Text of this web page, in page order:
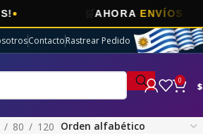
ENVÍOS GRATISEN
ContactoRastrear Pedido
0 $
80 120